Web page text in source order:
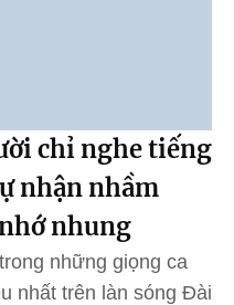
chỉ nghe tiếng
nhận nhầm
nhung
những giọng ca
nhất trên làn sóng Đài